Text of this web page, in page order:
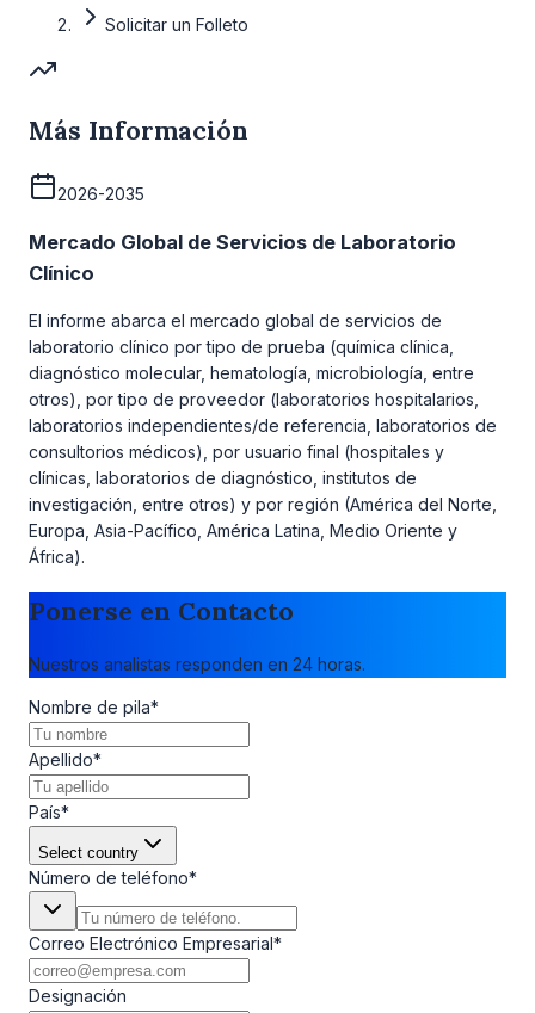
Solicitar un Folleto
Más Información
2026-2035
Mercado Global de Servicios de Laboratorio
Clínico
El informe abarca el mercado global de servicios de
laboratorio clínico por tipo de prueba (química clínica,
diagnóstico molecular, hematología, microbiología, entre
otros), por tipo de proveedor (laboratorios hospitalarios,
laboratorios independientes/de referencia, laboratorios de
consultorios médicos), por usuario final (hospitales y
clínicas, laboratorios de diagnóstico, institutos de
investigación, entre otros) y por región (América del Norte,
Europa, Asia-Pacífico, América Latina, Medio Oriente y
África).
Ponerse en Contacto
Nuestros analistas responden en 24 horas.
Nombre de pila*
Apellido*
País*
Select country
Número de teléfono*
Correo Electrónico Empresarial*
Designación